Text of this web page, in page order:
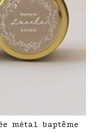
métal baptême